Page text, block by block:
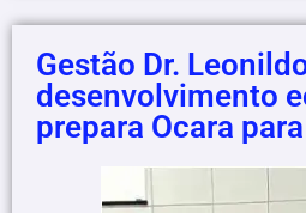
Gestão Dr.
desenvolvimento
prepara Ocara